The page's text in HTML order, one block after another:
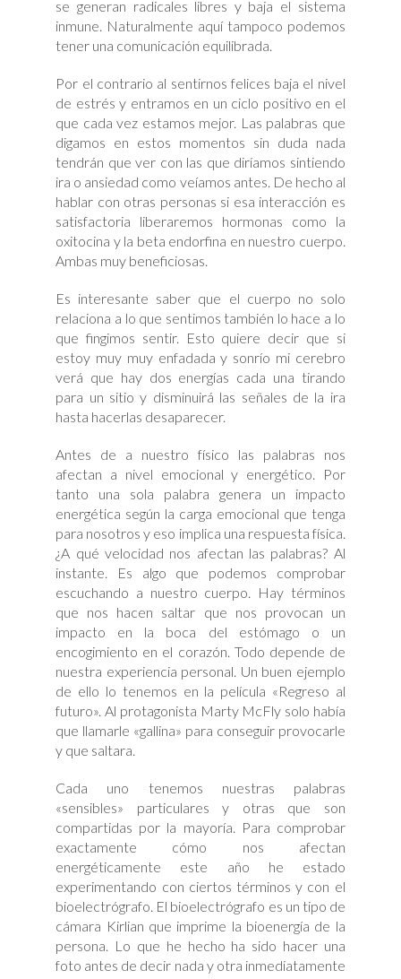
se generan radicales libres y baja el sistema
inmune. Naturalmente aquí tampoco podemos
tener una comunicación equilibrada.
Por el contrario al sentirnos felices baja el nivel
de estrés y entramos en un ciclo positivo en el
que cada vez estamos mejor. Las palabras que
digamos en estos momentos sin duda nada
tendrán que ver con las que diríamos sintiendo
ira o ansiedad como veíamos antes. De hecho al
hablar con otras personas si esa interacción es
satisfactoria liberaremos hormonas como la
oxitocina y la beta endorfina en nuestro cuerpo.
Ambas muy beneficiosas.
Es interesante saber que el cuerpo no solo
relaciona a lo que sentimos también lo hace a lo
que fingimos sentir. Esto quiere decir que si
estoy muy muy enfadada y sonrío mi cerebro
verá que hay dos energías cada una tirando
para un sitio y disminuirá las señales de la ira
hasta hacerlas desaparecer.
Antes de a nuestro físico las palabras nos
afectan a nivel emocional y energético. Por
tanto una sola palabra genera un impacto
energética según la carga emocional que tenga
para nosotros y eso implica una respuesta física.
¿A qué velocidad nos afectan las palabras? Al
instante. Es algo que podemos comprobar
escuchando a nuestro cuerpo. Hay términos
que nos hacen saltar que nos provocan un
impacto en la boca del estómago o un
encogimiento en el corazón. Todo depende de
nuestra experiencia personal. Un buen ejemplo
de ello lo tenemos en la película «Regreso al
futuro». Al protagonista Marty McFly solo había
que llamarle «gallina» para conseguir provocarle
y que saltara.
Cada uno tenemos nuestras palabras
«sensibles» particulares y otras que son
compartidas por la mayoría. Para comprobar
exactamente cómo nos afectan
energéticamente este año he estado
experimentando con ciertos términos y con el
bioelectrógrafo. El bioelectrógrafo es un tipo de
cámara Kirlian que imprime la bioenergía de la
persona. Lo que he hecho ha sido hacer una
foto antes de decir nada y otra inmediatamente